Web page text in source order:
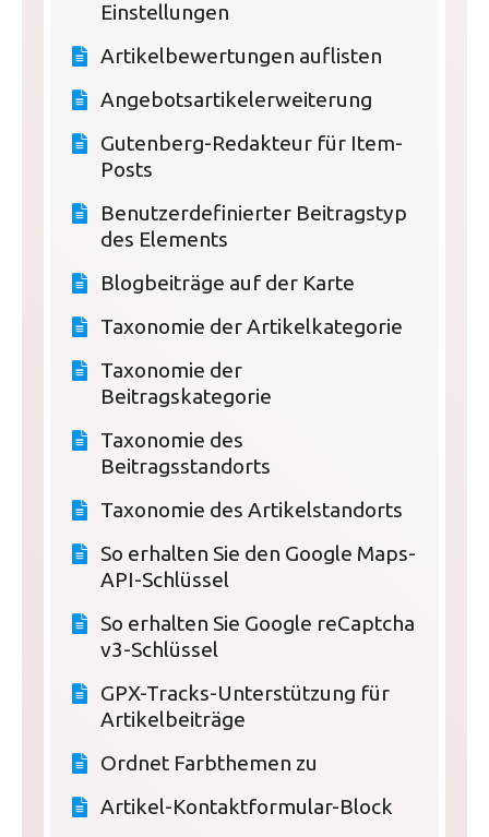
Einstellungen
Artikelbewertungen auflisten
Angebotsartikelerweiterung
Gutenberg-Redakteur für Item-
Posts
Benutzerdefinierter Beitragstyp
des Elements
Blogbeiträge auf der Karte
Taxonomie der Artikelkategorie
Taxonomie der
Beitragskategorie
Taxonomie des
Beitragsstandorts
Taxonomie des Artikelstandorts
So erhalten Sie den Google Maps-
API-Schlüssel
So erhalten Sie Google reCaptcha
v3-Schlüssel
GPX-Tracks-Unterstützung für
Artikelbeiträge
Ordnet Farbthemen zu
Artikel-Kontaktformular-Block